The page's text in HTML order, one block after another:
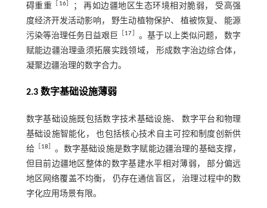
碍重重 ［ 16］
； 再如边疆地区生态环境相对脆弱， 受高强
度经济开发活动影响， 野生动植物保护、 植被恢复、 能源
污染等治理任务日益艰巨
［17］ 。基于以上类似问题， 数字
赋能边疆治理亟须拓展实践领域， 形成数字治边综合体，
凝聚边疆治理的数字合力。
2.3 数字基础设施薄弱
数字基础设施既包括数字技术基础设施、 数字平台和物理
基础设施智能化， 也包括核心技术自主可控和制度创新供
给［18］ 。数字基础设施是数字赋能边疆治理的基础支撑，
但目前边疆地区整体的数字基建水平相对薄弱， 部分偏远
地区网络覆盖不均衡， 仍存在通信盲区， 治理过程中的数
字化应用场景有限。